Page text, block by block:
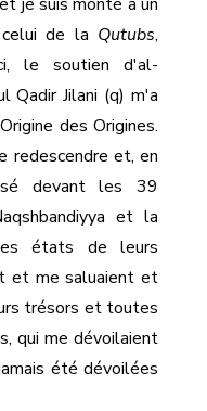
de la Qutubs,
le soutien d'al-
Qadir Jilani (q) m'a
des Origines.
redescendre et, en
devant les 39
et la
états de leurs
et me saluaient et
trésors et toutes
qui me dévoilaient
été dévoilées